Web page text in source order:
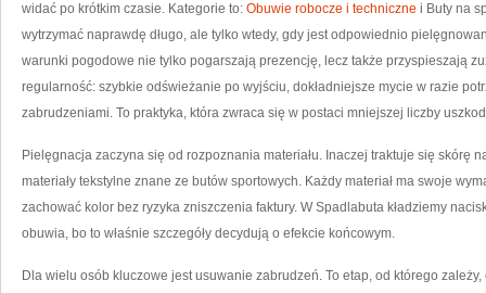
widać po krótkim czasie. Kategorie to: Obuwie robocze i techniczne i Buty na
wytrzymać naprawdę długo, ale tylko wtedy, gdy jest odpowiednio
warunki pogodowe nie tylko pogarszają prezencję, lecz także przyspieszają
regularność: szybkie odświeżanie po wyjściu, dokładniejsze mycie w razie
zabrudzeniami. To praktyka, która zwraca się w postaci mniejszej liczby
Pielęgnacja zaczyna się od rozpoznania materiału. Inaczej traktuje się skórę
materiały tekstylne znane ze butów sportowych. Każdy materiał ma swoje
zachować kolor bez ryzyka zniszczenia faktury. W Spadlabuta kładziemy
obuwia, bo to właśnie szczegóły decydują o efekcie końcowym.
Dla wielu osób kluczowe jest usuwanie zabrudzeń. To etap, od którego